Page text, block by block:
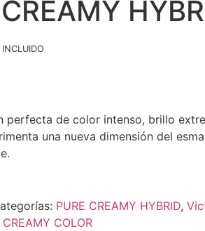
perfecta de color intenso, brillo
una nueva dimensión del
PURE CREAMY HYBRID,
CREAMY COLOR